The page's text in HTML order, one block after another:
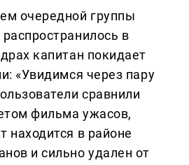
очередной группы
в
капитан покидает
«Увидимся через пару
сравнили
фильма ужасов,
находится в районе
и сильно удален от